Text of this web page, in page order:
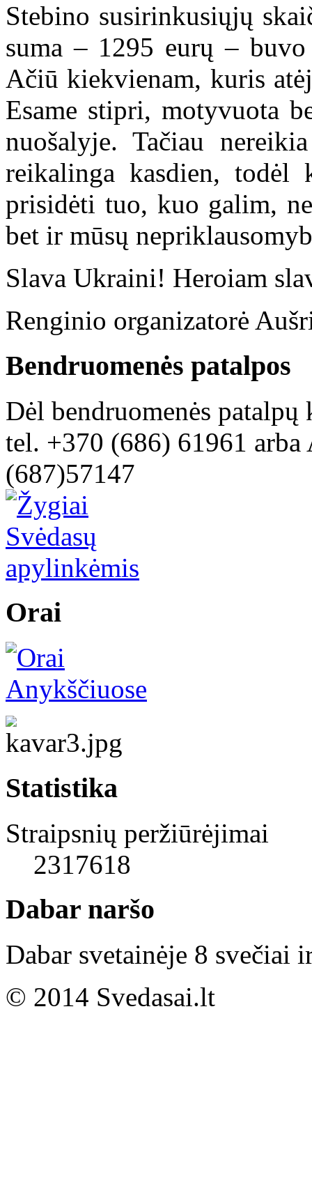
Stebino susirinkusiųjų
suma – 1295 eurų –
Ačiū kiekvienam, kuris
Esame stipri, motyvuota
nuošalyje. Tačiau
reikalinga kasdien,
prisidėti tuo, kuo galim,
bet ir mūsų
Slava Ukraini! Heroiam
Renginio organizatorė
Bendruomenės patalpos
Dėl bendruomenės
tel. +370 (686) 61961
(687)57147
Orai
Statistika
Straipsnių peržiūrėjimai
2317618
Dabar naršo
Dabar svetainėje 8 svečiai
© 2014 Svedasai.lt